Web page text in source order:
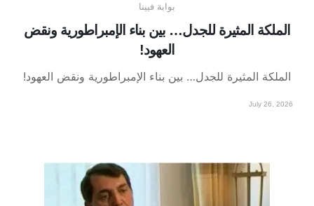
بوابة فيينا
الملكة المثيرة للجدل… بين بناء الإمبراطورية ونقض
العهود!
الملكة المثيرة للجدل… بين بناء الإمبراطورية ونقض العهود!
July 26, 2026